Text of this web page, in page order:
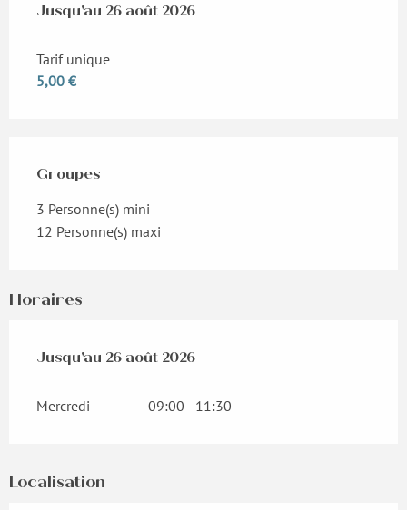
Du8 juillet 2026au26 août 2026
Jusqu'au 26 août 2026
Tarif unique
5,00 €
Groupes
Groupes
3 Personne(s) mini
12 Personne(s) maxi
Horaires
Du8 juillet 2026au26 août 2026
Jusqu'au 26 août 2026
Mercredi 09:00 - 11:30
Localisation